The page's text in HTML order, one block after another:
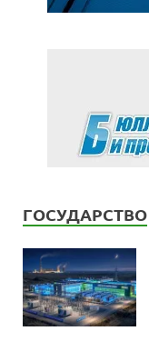
ГОСУДАРСТВО